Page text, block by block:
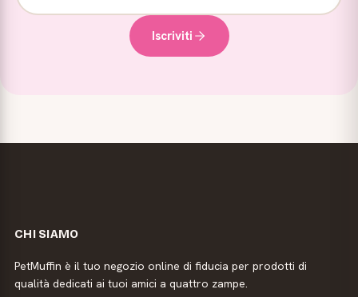
Iscriviti
CHI SIAMO
PetMuffin è il tuo negozio online di fiducia per prodotti di
qualità dedicati ai tuoi amici a quattro zampe.